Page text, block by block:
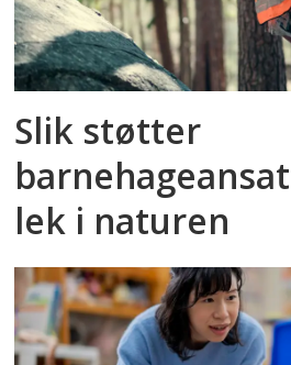
Slik støtter
lek i naturen